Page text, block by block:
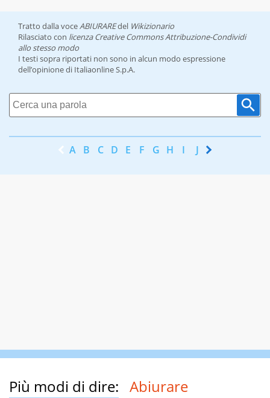
Tratto dalla voceABIURAREdel Wikizionario
Rilasciato con licenza Creative Commons Attribuzione-Condividi
allo stesso modo
I testi sopra riportati non sono in alcun modo espressione
dell’opinione di Italiaonline S.p.A.
A B C D E F G H I J K
Più modi di dire: Abiurare